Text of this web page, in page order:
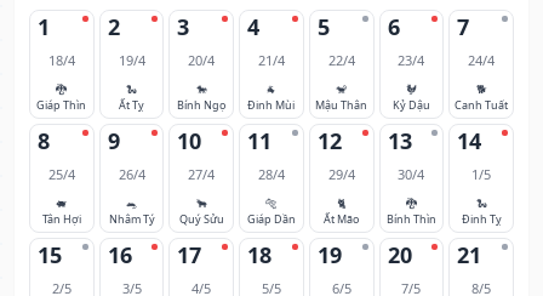
1
18/4
🐉
Giáp Thìn
2
19/4
🐍
Ất Tỵ
3
20/4
🐎
Bính Ngọ
4
21/4
🐐
Đinh Mùi
5
22/4
🐒
Mậu Thân
6
23/4
🐓
Kỷ Dậu
7
24/4
🐕
Canh Tuất
8
25/4
🐖
Tân Hợi
9
26/4
🐀
Nhâm Tý
10
27/4
🐂
Quý Sửu
11
28/4
🐅
Giáp Dần
12
29/4
🐈
Ất Mão
13
30/4
🐉
Bính Thìn
14
1/5
🐍
Đinh Tỵ
15
2/5
16
3/5
17
4/5
18
5/5
19
6/5
20
7/5
21
8/5